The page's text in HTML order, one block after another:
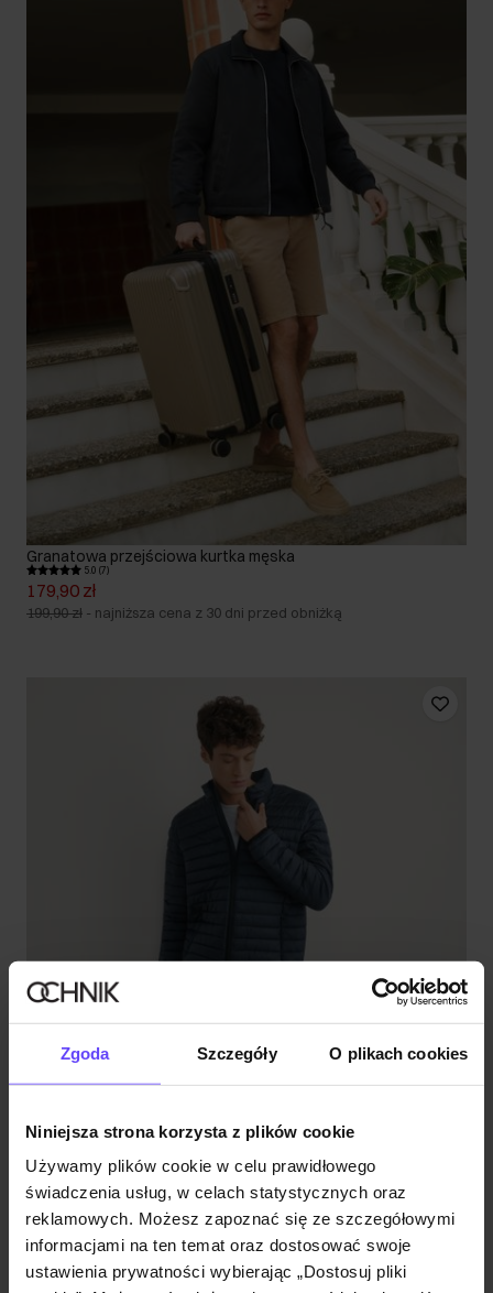
Zgoda Szczegóły O plikach cookies
Niniejsza strona korzysta z plików cookie
Używamy plików cookie w celu prawidłowego
świadczenia usług, w celach statystycznych oraz
reklamowych. Możesz zapoznać się ze szczegółowymi
informacjami na ten temat oraz dostosować swoje
ustawienia prywatności wybierając „Dostosuj pliki
Granatowa przejściowa kurtka męska
5.0 (7)
179,90 zł
199,90 zł - najniższa cena z 30 dni przed obniżką